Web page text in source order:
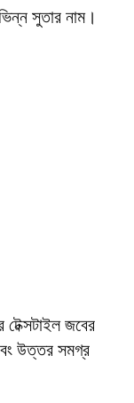
সুতার নাম।
টেক্সটাইল জবের
উত্তর সমগ্র